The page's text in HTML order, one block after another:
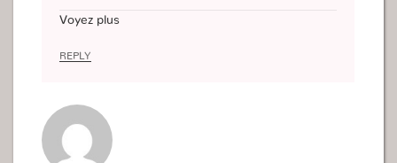
Voyez plus
REPLY